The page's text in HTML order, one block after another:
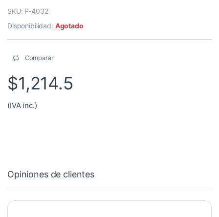
SKU: P-4032
Disponibilidad: Agotado
Comparar
$1,214.5
(IVA inc.)
Opiniones de clientes